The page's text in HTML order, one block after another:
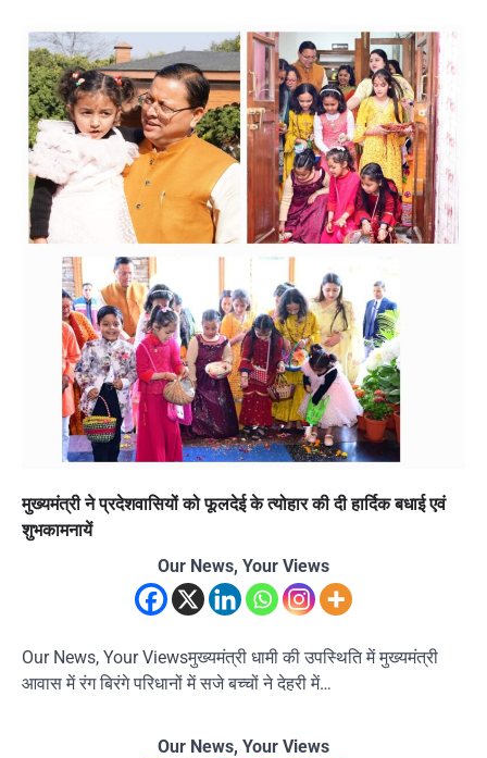
मुख्यमंत्री ने प्रदेशवासियों को फूलदेई के त्योहार की दी हार्दिक बधाई एवं
शुभकामनायें
Our News, Your Views
Our News, Your Viewsमुख्यमंत्री धामी की उपस्थिति में मुख्यमंत्री
आवास में रंग बिरंगे परिधानों में सजे बच्चों ने देहरी में…
Our News, Your Views